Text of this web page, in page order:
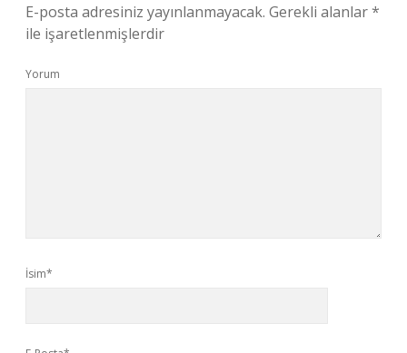
E-posta adresiniz yayınlanmayacak. Gerekli alanlar*
ile işaretlenmişlerdir
Yorum
İsim*